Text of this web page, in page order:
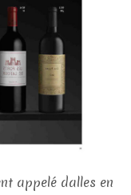
appelé dalles en